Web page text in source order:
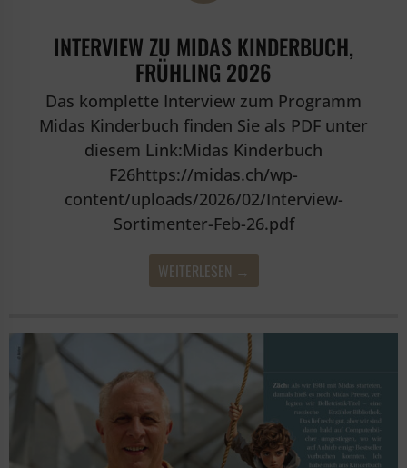
INTERVIEW ZU MIDAS KINDERBUCH,
FRÜHLING 2026
Das komplette Interview zum Programm
Midas Kinderbuch finden Sie als PDF unter
diesem Link:Midas Kinderbuch
F26https://midas.ch/wp-
content/uploads/2026/02/Interview-
Sortimenter-Feb-26.pdf
WEITERLESEN →